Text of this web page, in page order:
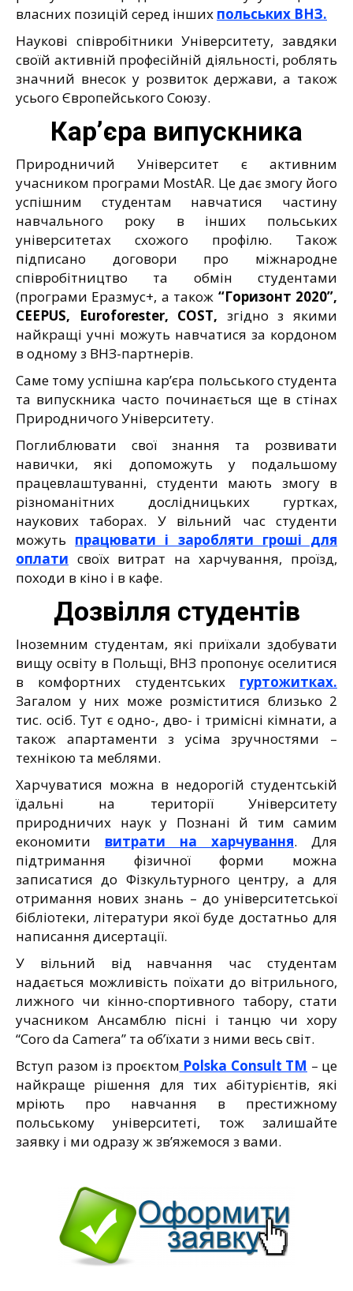
власних позицій серед інших польських ВНЗ.
Наукові співробітники Університету, завдяки
своїй активній професійній діяльності, роблять
значний внесок у розвиток держави, а також
усього Європейського Союзу.
Кар’єра випускника
Природничий Університет є активним
учасником програми MostAR. Це дає змогу його
успішним студентам навчатися частину
навчального року в інших польських
університетах схожого профілю. Також
підписано договори про міжнародне
співробітництво та обмін студентами
(програми Еразмус+, а також “Горизонт 2020”,
CEEPUS, Euroforester, COST, згідно з якими
найкращі учні можуть навчатися за кордоном
в одному з ВНЗ-партнерів.
Саме тому успішна кар’єра польського студента
та випускника часто починається ще в стінах
Природничого Університету.
Поглиблювати свої знання та розвивати
навички, які допоможуть у подальшому
працевлаштуванні, студенти мають змогу в
різноманітних дослідницьких гуртках,
наукових таборах. У вільний час студенти
можуть працювати і заробляти гроші для
оплати своїх витрат на харчування, проїзд,
походи в кіно і в кафе.
Дозвілля студентів
Іноземним студентам, які приїхали здобувати
вищу освіту в Польщі, ВНЗ пропонує оселитися
в комфортних студентських гуртожитках.
Загалом у них може розміститися близько 2
тис. осіб. Тут є одно-, дво- і тримісні кімнати, а
також апартаменти з усіма зручностями –
технікою та меблями.
Харчуватися можна в недорогій студентській
їдальні на території Університету
природничих наук у Познані й тим самим
економити витрати на харчування. Для
підтримання фізичної форми можна
записатися до Фізкультурного центру, а для
отримання нових знань – до університетської
бібліотеки, літератури якої буде достатньо для
написання дисертації.
У вільний від навчання час студентам
надається можливість поїхати до вітрильного,
лижного чи кінно-спортивного табору, стати
учасником Ансамблю пісні і танцю чи хору
“Coro da Camera” та об’їхати з ними весь світ.
Вступ разом із проєктом Polska Consult TM – це
найкраще рішення для тих абітурієнтів, які
мріють про навчання в престижному
польському університеті, тож залишайте
заявку і ми одразу ж зв’яжемося з вами.